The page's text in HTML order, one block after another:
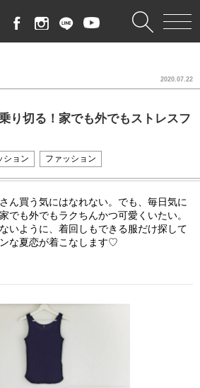
り切る！家でも外でもストレスフ
2020.07.22
ション ファッション
ん買う気にはなれない。でも、毎日気に
でも外でもラクちんかつ可愛くいたい。
いように、着回しもできる服だけ探して
な夏恋が着こなします♡